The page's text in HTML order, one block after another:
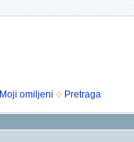
Moji omiljeni Pretraga